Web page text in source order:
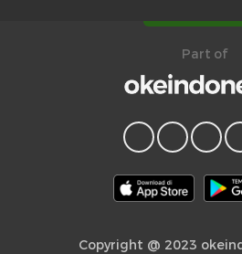
Part of
Copyright @ 2023